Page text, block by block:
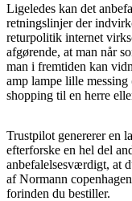
Ligeledes kan det
retningslinjer der
returpolitik internet
afgørende, at man når
man i fremtiden kan
amp lampe lille messing
shopping til en herre
Trustpilot genererer en
efterforske en hel del
anbefalelsesværdigt, at
af Normann
forinden du bestiller.